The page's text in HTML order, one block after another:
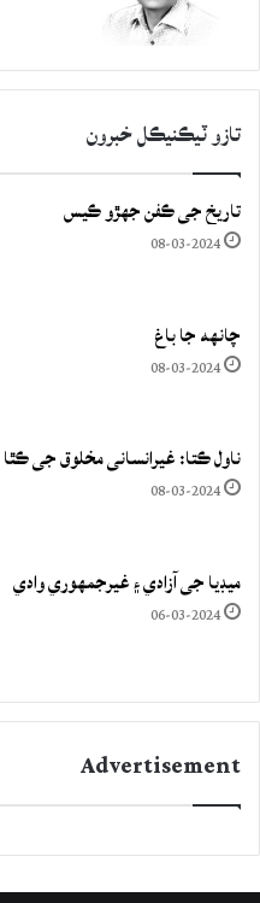
تازو ٽيڪنيڪل خبرون
تاريخ جي ڪفن جھڙو ڪيس
08-03-2024
چانهه جا باغ
08-03-2024
ناول ڪتا: غيرانساني مخلوق جي ڪٿا
08-03-2024
ميڊيا جي آزادي ۽ غيرجمھوري وادي
06-03-2024
Advertisement